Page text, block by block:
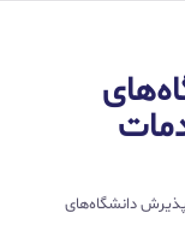
پذیرش دانشگاه‌های